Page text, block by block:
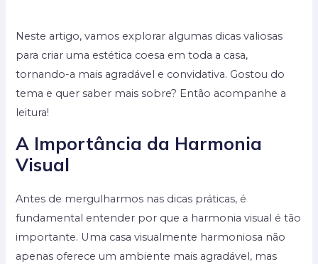
Neste artigo, vamos explorar algumas dicas valiosas
para criar uma estética coesa em toda a casa,
tornando-a mais agradável e convidativa. Gostou do
tema e quer saber mais sobre? Então acompanhe a
leitura!
A Importância da Harmonia
Visual
Antes de mergulharmos nas dicas práticas, é
fundamental entender por que a harmonia visual é tão
importante. Uma casa visualmente harmoniosa não
apenas oferece um ambiente mais agradável, mas